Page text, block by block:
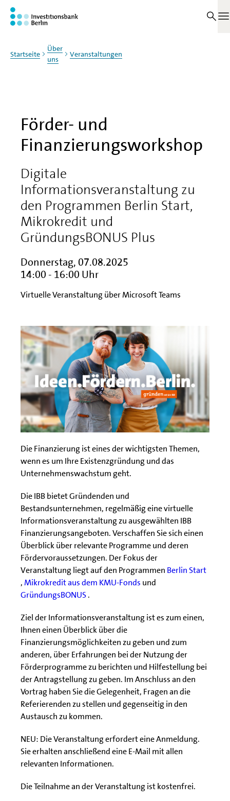
Zum Haupinhalt springen
Startseite
Über
uns
Veranstaltungen
Förder- und
Finanzierungsworkshop
Digitale
Informationsveranstaltung zu
den Programmen Berlin Start,
Mikrokredit und
GründungsBONUS Plus
Donnerstag, 07.08.2025
14:00 - 16:00 Uhr
Virtuelle Veranstaltung über Microsoft Teams
Die Finanzierung ist eines der wichtigsten Themen,
wenn es um Ihre Existenzgründung und das
Unternehmenswachstum geht.
Die IBB bietet Gründenden und
Bestandsunternehmen, regelmäßig eine virtuelle
Informationsveranstaltung zu ausgewählten IBB
Finanzierungsangeboten. Verschaffen Sie sich einen
Überblick über relevante Programme und deren
Fördervoraussetzungen. Der Fokus der
Veranstaltung liegt auf den Programmen Berlin Start
,Mikrokredit aus dem KMU-Fonds und
GründungsBONUS.
Ziel der Informationsveranstaltung ist es zum einen,
Ihnen einen Überblick über die
Finanzierungsmöglichkeiten zu geben und zum
anderen, über Erfahrungen bei der Nutzung der
Förderprogramme zu berichten und Hilfestellung bei
der Antragstellung zu geben. Im Anschluss an den
Vortrag haben Sie die Gelegenheit, Fragen an die
Referierenden zu stellen und gegenseitig in den
Austausch zu kommen.
NEU: Die Veranstaltung erfordert eine Anmeldung.
Sie erhalten anschließend eine E-Mail mit allen
relevanten Informationen.
Die Teilnahme an der Veranstaltung ist kostenfrei.